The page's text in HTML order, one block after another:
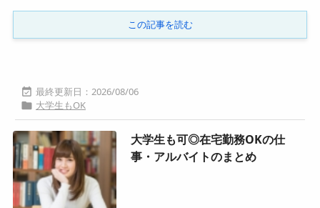
この記事を読む
 2026/08/06
 大学生もOK
大学生も可◎在宅勤務OKの仕
事・アルバイトのまとめ